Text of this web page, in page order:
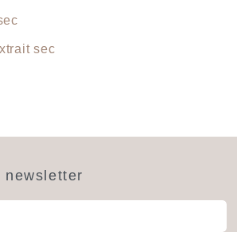
sec
newsletter